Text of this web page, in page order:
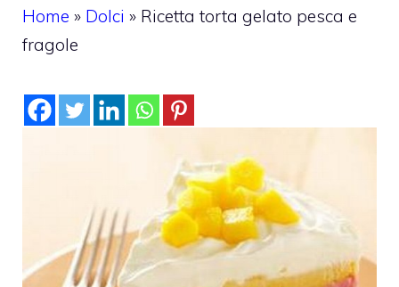
Home » Dolci » Ricetta torta gelato pesca e
fragole